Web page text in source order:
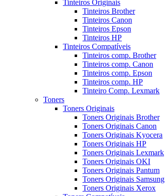
Tinteiros Originais
Tinteiros Brother
Tinteiros Canon
Tinteiros Epson
Tinteiros HP
Tinteiros Compatíveis
Tinteiros comp. Brother
Tinteiros comp. Canon
Tinteiros comp. Epson
Tinteiros comp. HP
Tinteiro Comp. Lexmark
Toners
Toners Originais
Toners Originais Brother
Toners Originais Canon
Toners Originais Kyocera
Toners Originais HP
Toners Originais Lexmark
Toners Originais OKI
Toners Originais Pantum
Toners Originais Samsung
Toners Originais Xerox